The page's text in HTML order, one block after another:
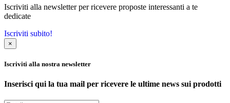
Iscriviti alla newsletter per ricevere proposte interessanti a te
dedicate
Iscriviti subito!
×
Iscriviti alla nostra newsletter
Inserisci qui la tua mail per ricevere le ultime news sui prodotti